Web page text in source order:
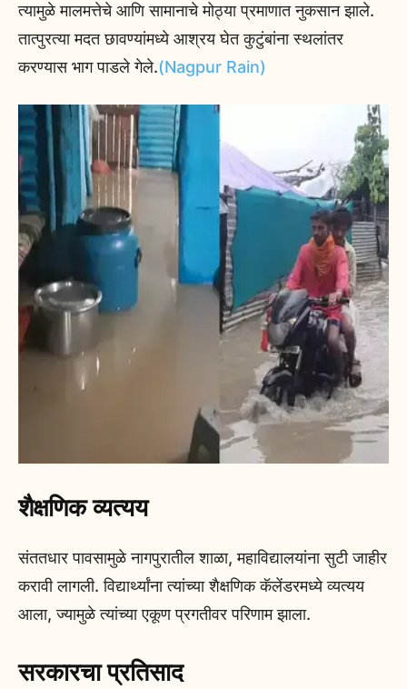
त्यामुळे मालमत्तेचे आणि सामानाचे मोठ्या प्रमाणात नुकसान झाले.
तात्पुरत्या मदत छावण्यांमध्ये आश्रय घेत कुटुंबांना स्थलांतर
करण्यास भाग पाडले गेले.(Nagpur Rain)
शैक्षणिक व्यत्यय
संततधार पावसामुळे नागपुरातील शाळा, महाविद्यालयांना सुटी जाहीर
करावी लागली. विद्यार्थ्यांना त्यांच्या शैक्षणिक कॅलेंडरमध्ये व्यत्यय
आला, ज्यामुळे त्यांच्या एकूण प्रगतीवर परिणाम झाला.
सरकारचा प्रतिसाद